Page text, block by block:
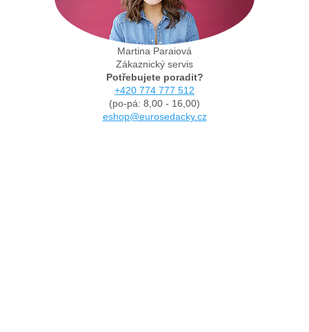
Martina Paraiová
Zákaznický servis
Potřebujete poradit?
+420 774 777 512
(po-pá: 8,00 - 16,00)
eshop@eurosedacky.cz